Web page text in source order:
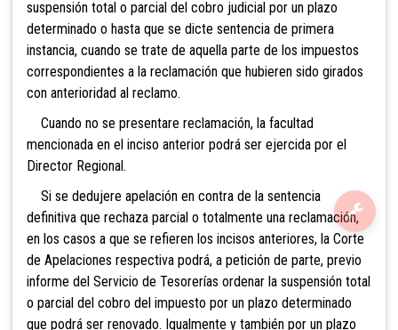
suspensión total o parcial del cobro judicial por un plazo
determinado o hasta que se dicte sentencia de primera
instancia, cuando se trate de aquella parte de los impuestos
correspondientes a la reclamación que hubieren sido girados
con anterioridad al reclamo.
Cuando no se presentare reclamación, la facultad
mencionada en el inciso anterior podrá ser ejercida por el
Director Regional.
Si se dedujere apelación en contra de la sentencia
definitiva que rechaza parcial o totalmente una reclamación,
en los casos a que se refieren los incisos anteriores, la Corte
de Apelaciones respectiva podrá, a petición de parte, previo
informe del Servicio de Tesorerías ordenar la suspensión total
o parcial del cobro del impuesto por un plazo determinado
que podrá ser renovado. Igualmente y también por un plazo